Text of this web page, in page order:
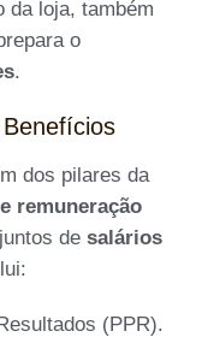
da loja, também
o
.
dos pilares da
remuneração
de salários
(PPR).